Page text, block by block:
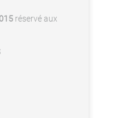
réservé aux